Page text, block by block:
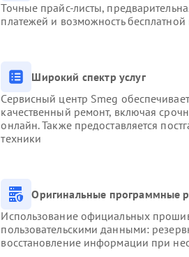
Точные прайс-листы,
платежей и возможность
Широкий спектр услуг
Сервисный центр Smeg
качественный ремонт, включая
онлайн. Также предоставляется
техники
Оригинальные программные
Использование официальных
пользовательскими данными:
восстановление информации при